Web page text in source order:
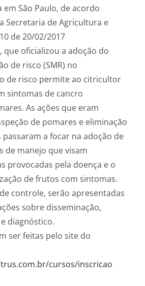
São Paulo, de acordo
Secretaria de Agricultura e
de 20/02/2017
que oficializou a adoção do
de risco (SMR) no
de risco permite ao citricultor
sintomas de cancro
As ações que eram
de pomares e eliminação
a focar na adoção de
de manejo que visam
provocadas pela doença e o
de frutos com sintomas.
controle, serão apresentadas
sobre disseminação,
diagnóstico.
ser feitas pelo site do
cursos/inscricao